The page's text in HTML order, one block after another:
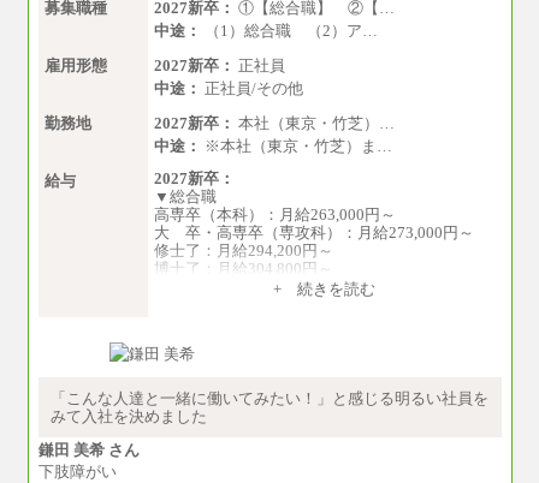
募集職種
2027新卒： ①【総合職】 ②【…
中途：
（1）総合職 （2）ア…
雇用形態
2027新卒： 正社員
中途： 正社員/その他
勤務地
2027新卒： 本社（東京・竹芝）…
中途：
※本社（東京・竹芝）ま…
給与
2027新卒：
▼総合職
高専卒（本科）：月給263,000円～
大 卒・高専卒（専攻科）：月給273,000円～
修士了：月給294,200円～
博士了：月給304,800円～
ず個別設定することがあります
▼アソシエイト職
月給235,000円
+ 続きを読む
「こんな人達と一緒に働いてみたい！」と感じる明るい社員を
みて入社を決めました
鎌田 美希 さん
下肢障がい